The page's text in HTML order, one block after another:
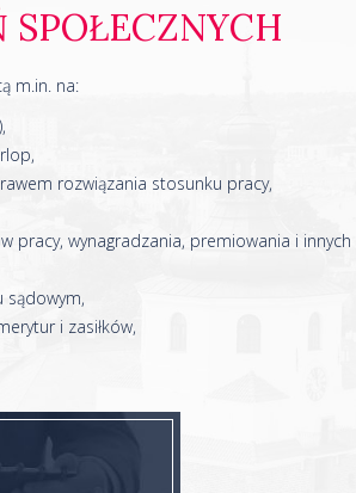
SPOŁECZNYCH
m.in. na:
rozwiązania stosunku pracy,
pracy, wynagradzania, premiowania i
i zasiłków,